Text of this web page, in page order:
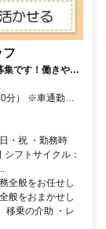
フ
集です！働きやす
分） ※車通勤可
・祝 ・勤務時
フトサイクル：
全般をお任せし
般をおまかせし
移乗の介助 ・レ